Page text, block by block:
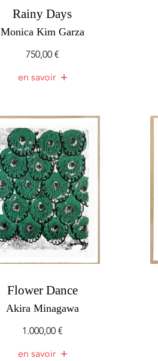
Rainy Days
Monica Kim Garza
750,00€
en savoir
Flower Dance
Akira Minagawa
1.000,00€
en savoir